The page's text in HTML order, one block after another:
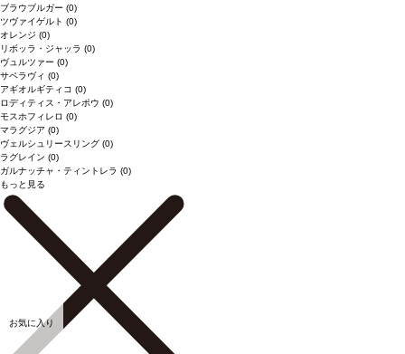
お気に入り
ブラウブルガー (0)
ツヴァイゲルト (0)
オレンジ (0)
リボッラ・ジャッラ (0)
ヴュルツァー (0)
サペラヴィ (0)
アギオルギティコ (0)
ロディティス・アレポウ (0)
モスホフィレロ (0)
マラグジア (0)
ヴェルシュリースリング (0)
ラグレイン (0)
ガルナッチャ・ティントレラ (0)
もっと見る